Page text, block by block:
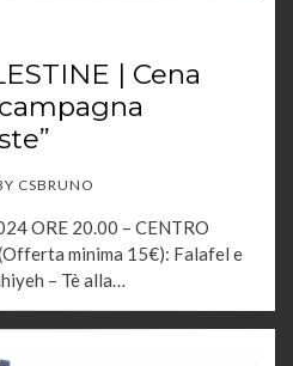
| Cena
CSBRUNO
ORE 20.00 – CENTRO
minima 15€): Falafel e
– Tè alla…